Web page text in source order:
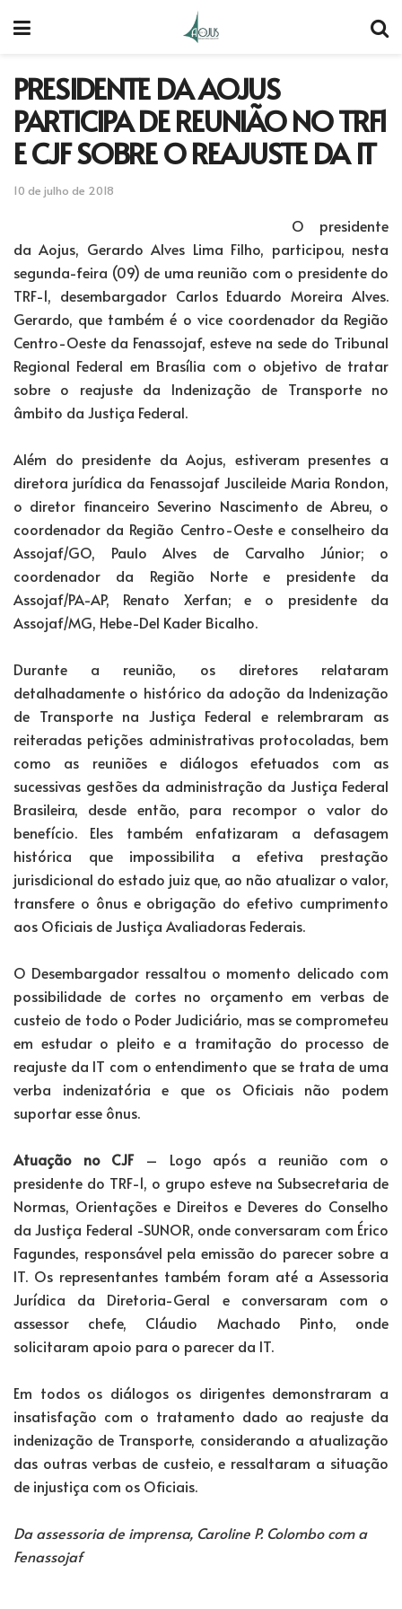
PRESIDENTE DA AOJUS
PARTICIPA DE REUNIÃO NO TRF1
E CJF SOBRE O REAJUSTE DA IT
10 de julho de 2018
O presidente
da Aojus, Gerardo Alves Lima Filho, participou, nesta
segunda-feira (09) de uma reunião com o presidente do
TRF-1, desembargador Carlos Eduardo Moreira Alves.
Gerardo, que também é o vice coordenador da Região
Centro-Oeste da Fenassojaf, esteve na sede do Tribunal
Regional Federal em Brasília com o objetivo de tratar
sobre o reajuste da Indenização de Transporte no
âmbito da Justiça Federal.
Além do presidente da Aojus, estiveram presentes a
diretora jurídica da Fenassojaf Juscileide Maria Rondon,
o diretor financeiro Severino Nascimento de Abreu, o
coordenador da Região Centro-Oeste e conselheiro da
Assojaf/GO, Paulo Alves de Carvalho Júnior; o
coordenador da Região Norte e presidente da
Assojaf/PA-AP, Renato Xerfan; e o presidente da
Assojaf/MG, Hebe-Del Kader Bicalho.
Durante a reunião, os diretores relataram
detalhadamente o histórico da adoção da Indenização
de Transporte na Justiça Federal e relembraram as
reiteradas petições administrativas protocoladas, bem
como as reuniões e diálogos efetuados com as
sucessivas gestões da administração da Justiça Federal
Brasileira, desde então, para recompor o valor do
benefício. Eles também enfatizaram a defasagem
histórica que impossibilita a efetiva prestação
jurisdicional do estado juiz que, ao não atualizar o valor,
transfere o ônus e obrigação do efetivo cumprimento
aos Oficiais de Justiça Avaliadoras Federais.
O Desembargador ressaltou o momento delicado com
possibilidade de cortes no orçamento em verbas de
custeio de todo o Poder Judiciário, mas se comprometeu
em estudar o pleito e a tramitação do processo de
reajuste da IT com o entendimento que se trata de uma
verba indenizatória e que os Oficiais não podem
suportar esse ônus.
Atuação no CJF– Logo após a reunião com o
presidente do TRF-1, o grupo esteve na Subsecretaria de
Normas, Orientações e Direitos e Deveres do Conselho
da Justiça Federal -SUNOR, onde conversaram com Érico
Fagundes, responsável pela emissão do parecer sobre a
IT. Os representantes também foram até a Assessoria
Jurídica da Diretoria-Geral e conversaram com o
assessor chefe, Cláudio Machado Pinto, onde
solicitaram apoio para o parecer da IT.
Em todos os diálogos os dirigentes demonstraram a
insatisfação com o tratamento dado ao reajuste da
indenização de Transporte, considerando a atualização
das outras verbas de custeio, e ressaltaram a situação
de injustiça com os Oficiais.
Da assessoria de imprensa, Caroline P. Colombo com a
Fenassojaf